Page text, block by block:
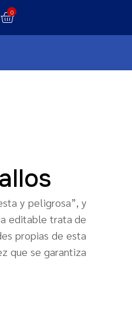
0
y peligrosa”, y
editable trata de
propias de esta
que se garantiza